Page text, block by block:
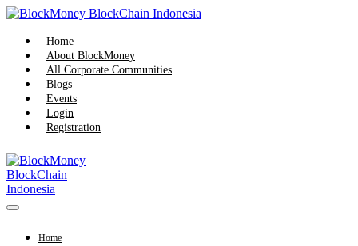
Skip
content
Home
About BlockMoney
All Corporate Communities
Blogs
Events
Login
Registration
Menu
Home